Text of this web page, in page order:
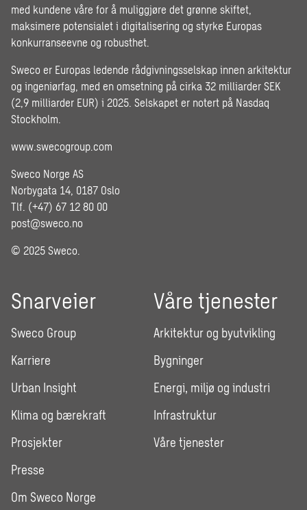
med kundene våre for å muliggjøre det grønne skiftet,
maksimere potensialet i digitalisering og styrke Europas
konkurranseevne og robusthet.
Sweco er Europas ledende rådgivningsselskap innen arkitektur
og ingeniørfag, med en omsetning på cirka 32 milliarder SEK
(2,9 milliarder EUR) i 2025. Selskapet er notert på Nasdaq
Stockholm.
www.swecogroup.com
Sweco Norge AS
Norbygata 14, 0187 Oslo
Tlf. (+47) 67 12 80 00
post@sweco.no
© 2025 Sweco.
Snarveier
Sweco Group
Karriere
Urban Insight
Klima og bærekraft
Prosjekter
Presse
Om Sweco Norge
Våre tjenester
Arkitektur og byutvikling
Bygninger
Energi, miljø og industri
Infrastruktur
Våre tjenester